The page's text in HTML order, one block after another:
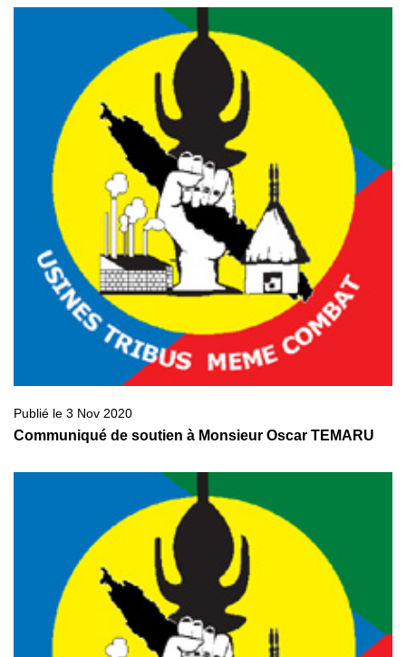
Publié le 3 Nov 2020
Communiqué de soutien à Monsieur Oscar TEMARU